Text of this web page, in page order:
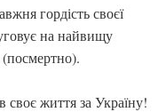
гордість своєї
на найвищу
своє життя за Україну!